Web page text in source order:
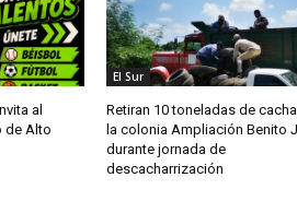
al
de Alto
El Sur
Retiran 10 toneladas de
la colonia Ampliación Benito
durante jornada de
descacharrización